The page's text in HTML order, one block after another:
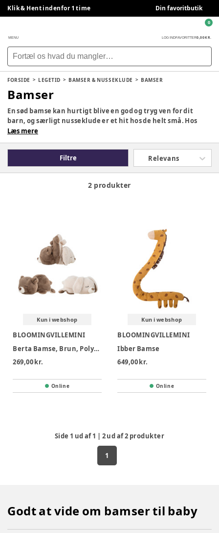
Klik & Hent indenfor 1 time Din favoritbutik
MENU LOG INDFAVORITTER0,00 KR.
0
FORSIDE LEGETID BAMSER & NUSSEKLUDE BAMSER
Bamser
En sød bamse kan hurtigt blive en god og tryg ven for dit
barn, og særligt nusseklude er et hit hos de helt små. Hos
BabySam finder du et bredt udvalg af søde bamser og
Moulin Roty.
Læs mere
Filtre Relevans
2 produkter
Kun i webshop
BLOOMINGVILLEMINI
Berta Bamse, Brun, Polyester
269,00 kr.
Online
Kun i webshop
BLOOMINGVILLEMINI
Ibber Bamse
649,00 kr.
Online
Side 1 ud af1 | 2ud af2 produkter
1
Godt at vide om bamser til baby